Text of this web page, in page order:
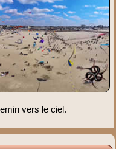
vers le ciel.